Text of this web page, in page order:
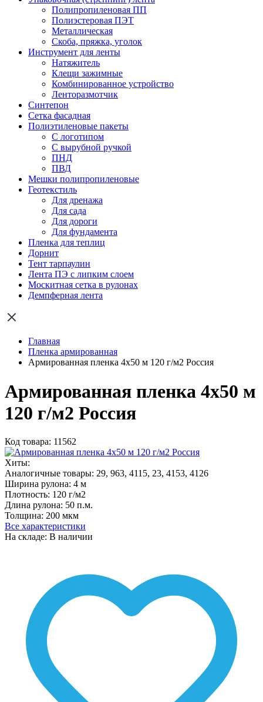
Полипропиленовая ПП
Полиэстеровая ПЭТ
Металлическая
Скоба, пряжка, уголок
Инструмент для ленты
Натяжитель
Клещи зажимные
Комбинированное устройство
Ленторазмотчик
Синтепон
Сетка фасадная
Полиэтиленовые пакеты
С логотипом
С вырубной ручкой
ПНД
ПВД
Мешки полипропиленовые
Геотекстиль
Для дренажа
Для сада
Для дороги
Для фундамента
Пленка для теплиц
Дорнит
Тент тарпаулин
Лента ПЭ с липким слоем
Москитная сетка в рулонах
Демпферная лента
Главная
Пленка армированная
Армированная пленка 4х50 м 120 г/м2 Россия
Армированная пленка 4х50 м
120 г/м2 Россия
Код товара: 11562
Хиты:
Аналогичные товары: 29, 963, 4115, 23, 4153, 4126
Ширина рулона: 4 м
Плотность: 120 г/м2
Длина рулона: 50 п.м.
Толщина: 200 мкм
Все характеристики
На складе: В наличии